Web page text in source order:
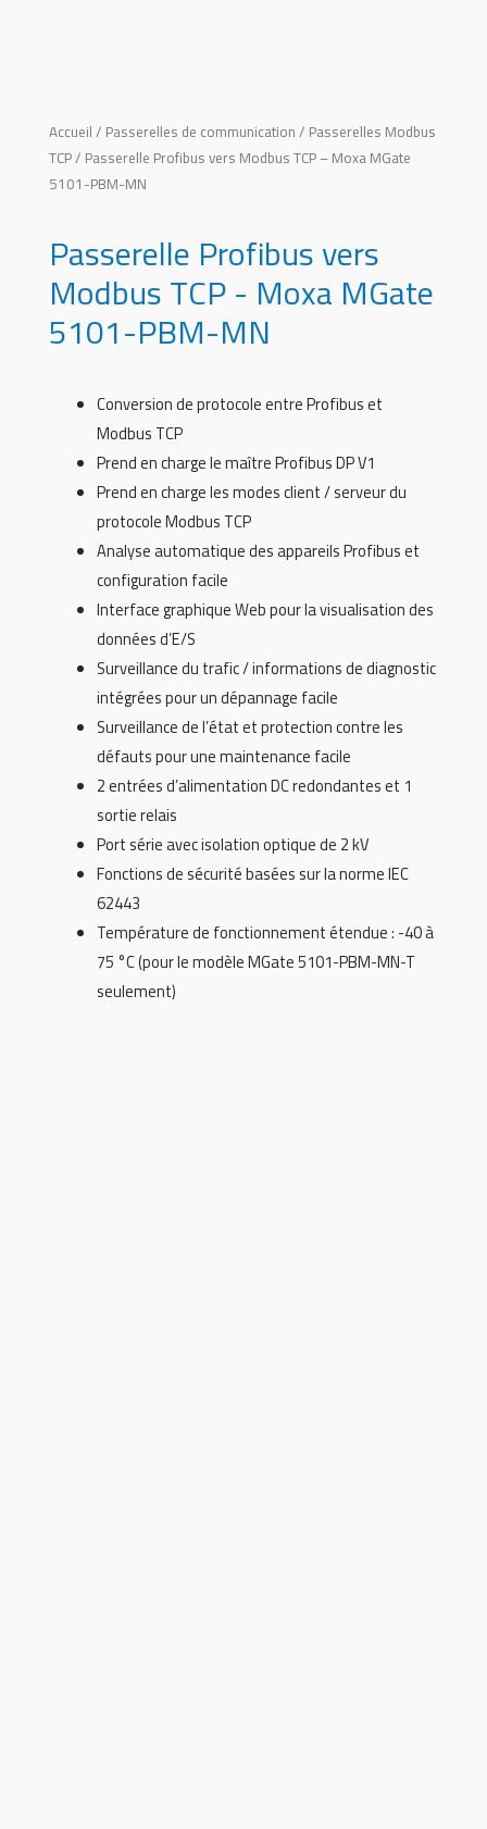
Accueil / Passerelles de communication / Passerelles Modbus
TCP/ Passerelle Profibus vers Modbus TCP – Moxa MGate
5101-PBM-MN
Passerelle Profibus vers
Modbus TCP - Moxa MGate
5101-PBM-MN
Conversion de protocole entre Profibus et
Modbus TCP
Prend en charge le maître Profibus DP V1
Prend en charge les modes client / serveur du
protocole Modbus TCP
Analyse automatique des appareils Profibus et
configuration facile
Interface graphique Web pour la visualisation des
données d’E/S
Surveillance du trafic / informations de diagnostic
intégrées pour un dépannage facile
Surveillance de l’état et protection contre les
défauts pour une maintenance facile
2 entrées d’alimentation DC redondantes et 1
sortie relais
Port série avec isolation optique de 2 kV
Fonctions de sécurité basées sur la norme IEC
62443
Température de fonctionnement étendue : -40 à
75 °C (pour le modèle MGate 5101-PBM-MN-T
seulement)